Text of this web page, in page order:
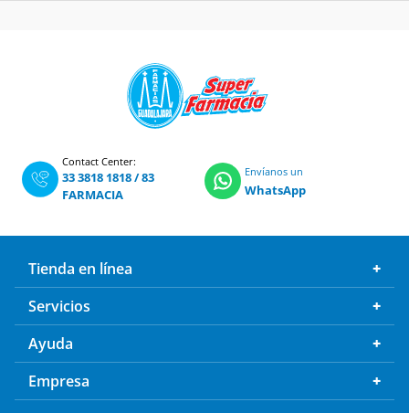
Contact Center:
33 3818 1818/83
FARMACIA
Envíanos un
WhatsApp
Tienda en línea
Servicios
Ayuda
Empresa